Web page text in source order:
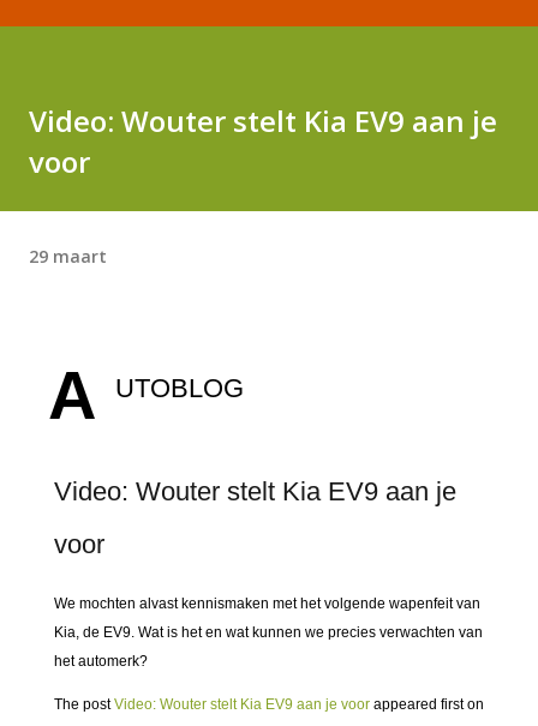
Video: Wouter stelt Kia EV9 aan je
voor
29 maart
A UTOBLOG
Video: Wouter stelt Kia EV9 aan je
voor
We mochten alvast kennismaken met het volgende wapenfeit van
Kia, de EV9. Wat is het en wat kunnen we precies verwachten van
het automerk?
The postVideo: Wouter stelt Kia EV9 aan je voor appeared first on